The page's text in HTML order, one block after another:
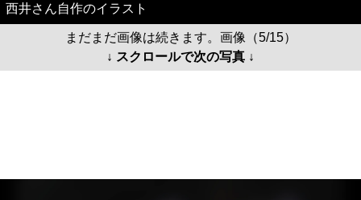
西井さん自作のイラスト
まだまだ画像は続きます。画像（5/15）
↓ スクロールで次の写真 ↓